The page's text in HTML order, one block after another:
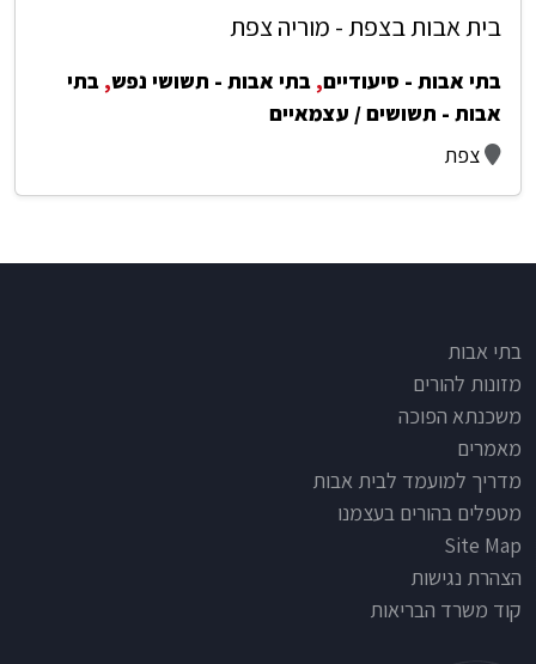
בית אבות בצפת - מוריה צפת
בתי אבות - סיעודיים, בתי אבות - תשושי נפש, בתי
אבות - תשושים / עצמאיים
צפת
Footer
בתי אבות
מזונות להורים
משכנתא הפוכה
מאמרים
מדריך למועמד לבית אבות
מטפלים בהורים בעצמנו
Site Map
הצהרת נגישות
קוד משרד הבריאות